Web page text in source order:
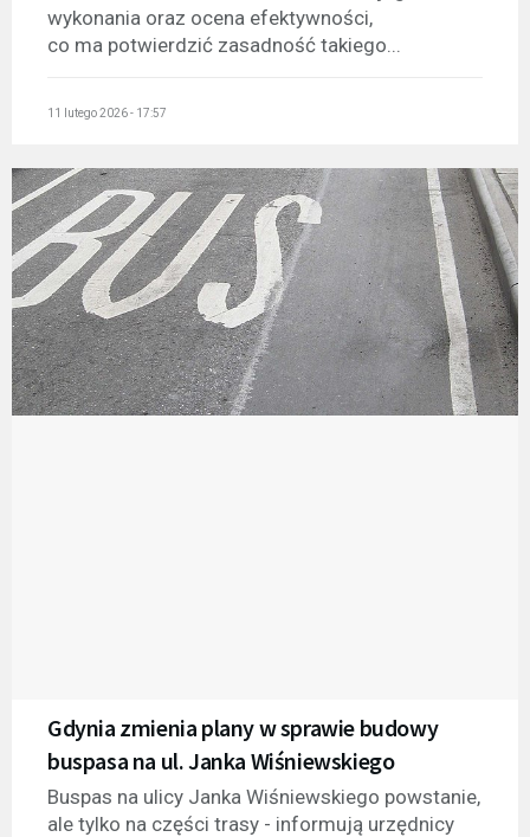
wykonania oraz ocena efektywności,
co ma potwierdzić zasadność takiego...
11 lutego 2026 - 17:57
Gdynia zmienia plany w sprawie budowy
buspasa na ul. Janka Wiśniewskiego
Buspas na ulicy Janka Wiśniewskiego powstanie,
ale tylko na części trasy - informują urzędnicy